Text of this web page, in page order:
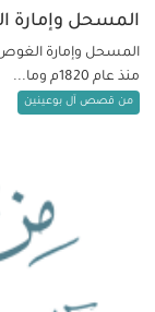
المسحل وإمارة
منذ عام 1820م وما...
من قصص آل بوعينين